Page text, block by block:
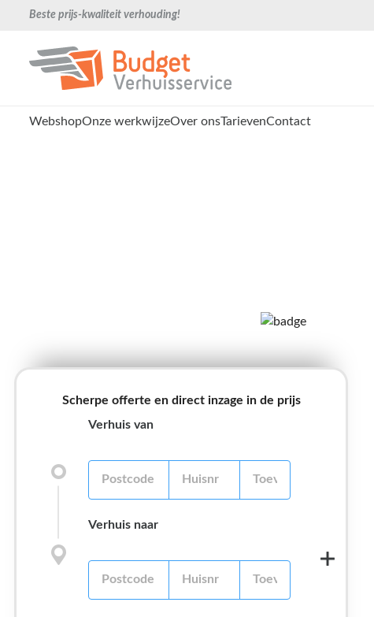
Beste prijs-kwaliteit verhouding!
WebshopOnze werkwijzeOver onsTarievenContact
Scherpe offerte en direct inzage in de prijs
Verhuis van
Verhuis naar